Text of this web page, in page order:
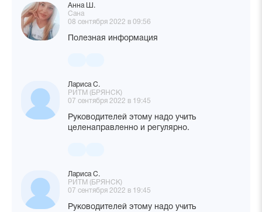
Анна Ш.
Сана
08 сентября 2022 в 09:56
Полезная информация
Лариса С.
РИТМ (БРЯНСК)
07 сентября 2022 в 19:45
Руководителей этому надо учить
целенаправленно и регулярно.
Лариса С.
РИТМ (БРЯНСК)
07 сентября 2022 в 19:45
Руководителей этому надо учить